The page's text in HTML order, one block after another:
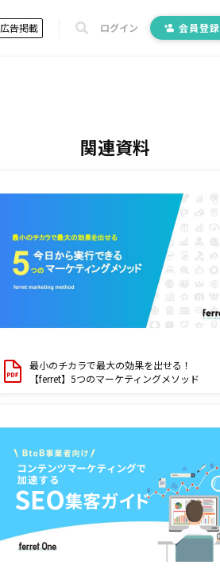
広告掲載 ログイン 会員登録
関連資料
最小のチカラで最大の効果を出せる！
【ferret】5つのマーケティングメソッド